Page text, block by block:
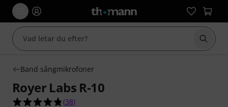
Börja
Band sångmikrofoner
Royer Labs R-10
4.8 av 5 stjärnor från 38 kundbetyg
(38)